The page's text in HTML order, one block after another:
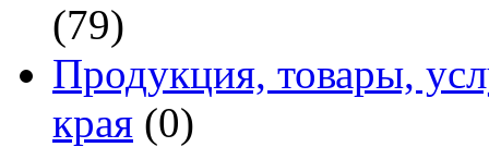
(79)
Продукция, товары,
края (0)